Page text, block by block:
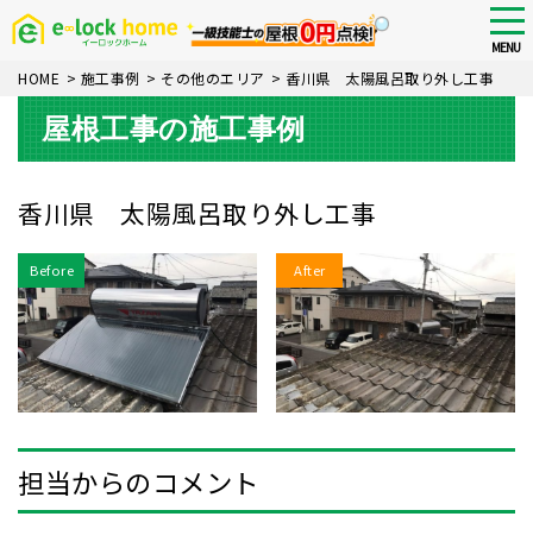
Skip
content
MENU
HOME > 施工事例 > その他のエリア > 香川県 太陽風呂取り外し工事
屋根工事の施工事例
香川県 太陽風呂取り外し工事
Before After
担当からのコメント